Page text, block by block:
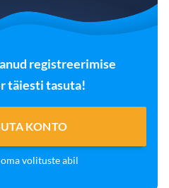
registreerimise
täiesti tasuta!
KONTO
oma volituste abil